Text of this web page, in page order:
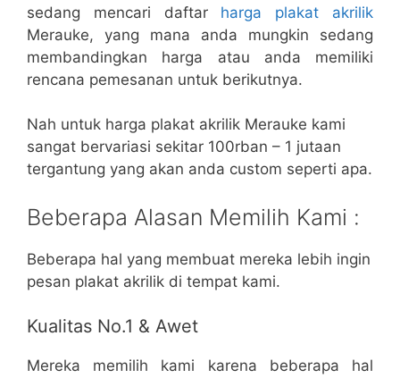
sedang mencari daftar harga plakat akrilik
Merauke, yang mana anda mungkin sedang
membandingkan harga atau anda memiliki
rencana pemesanan untuk berikutnya.
Nah untuk harga plakat akrilik Merauke kami
sangat bervariasi sekitar 100rban – 1 jutaan
tergantung yang akan anda custom seperti apa.
Beberapa Alasan Memilih Kami :
Beberapa hal yang membuat mereka lebih ingin
pesan plakat akrilik di tempat kami.
Kualitas No.1 & Awet
Mereka memilih kami karena beberapa hal